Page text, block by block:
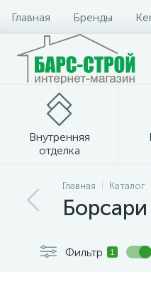
Главная Бренды
Внутренняя
отделка
Плитка и
Главная Каталог
Борсари
Фильтр 1